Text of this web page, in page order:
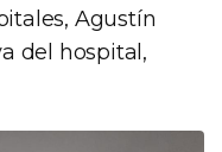
Agustín
del hospital,